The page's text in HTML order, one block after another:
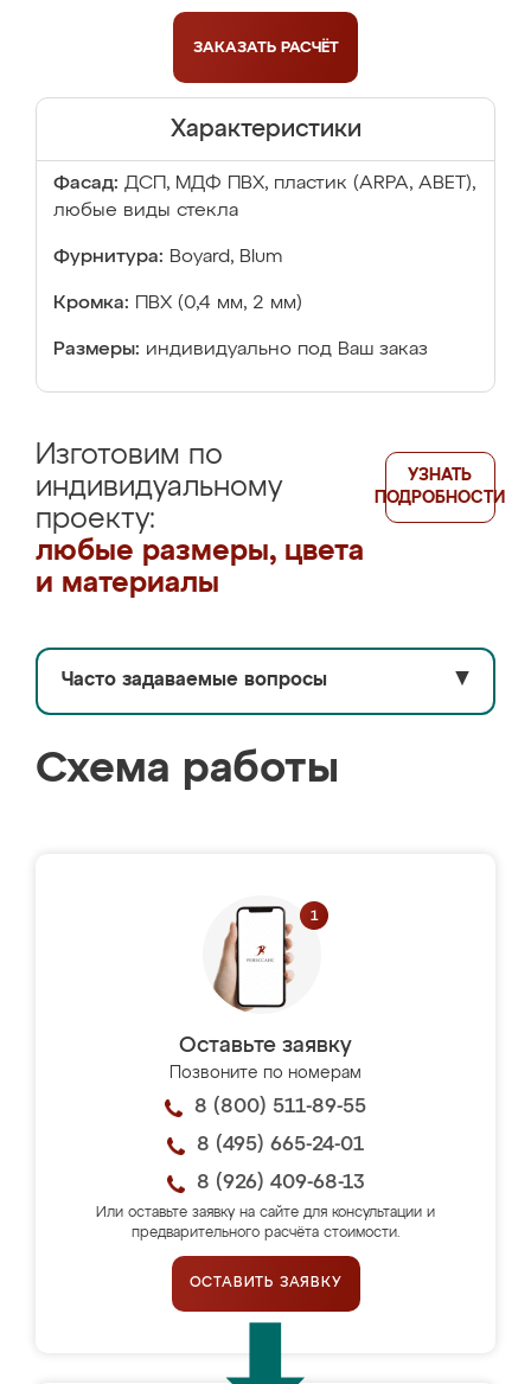
ЗАКАЗАТЬ РАСЧЁТ
Характеристики
Фасад: ДСП, МДФ ПВХ, пластик (ARPA, ABET),
любые виды стекла
Фурнитура: Boyard, Blum
Кромка: ПВХ (0,4 мм, 2 мм)
Размеры: индивидуально под Ваш заказ
Изготовим по
индивидуальному
проекту:
любые размеры, цвета
и материалы
УЗНАТЬ
ПОДРОБНОСТИ
Часто задаваемые вопросы ▼
Схема работы
Оставьте заявку
Позвоните по номерам
8 (800) 511-89-55
8 (495) 665-24-01
8 (926) 409-68-13
Или оставьте заявку на сайте для консультации и
предварительного расчёта стоимости.
ОСТАВИТЬ ЗАЯВКУ